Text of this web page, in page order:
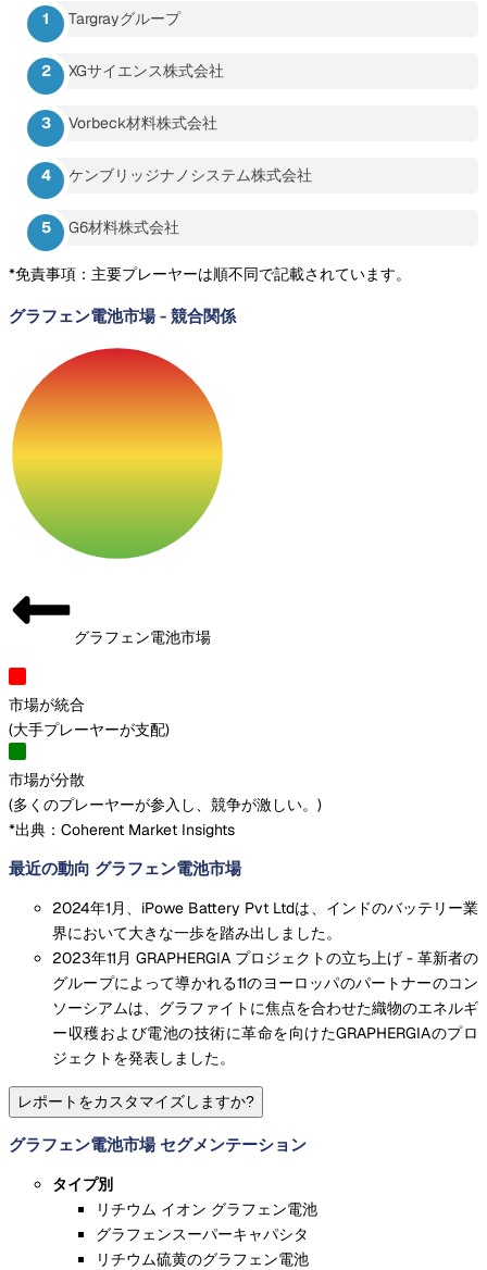
Targrayグループ
XGサイエンス株式会社
Vorbeck材料株式会社
ケンブリッジナノシステム株式会社
G6材料株式会社
*免責事項：主要プレーヤーは順不同で記載されています。
グラフェン電池市場- 競合関係
グラフェン電池市場
市場が統合
(大手プレーヤーが支配)
市場が分散
(多くのプレーヤーが参入し、競争が激しい。 )
*出典：Coherent Market Insights
最近の動向 グラフェン電池市場
2024年1月、iPowe Battery Pvt Ltdは、インドのバッテリー業
界において大きな一歩を踏み出しました。
2023年11月 GRAPHERGIA プロジェクトの立ち上げ - 革新者の
グループによって導かれる11のヨーロッパのパートナーのコン
ソーシアムは、グラファイトに焦点を合わせた織物のエネルギ
ー収穫および電池の技術に革命を向けたGRAPHERGIAのプロ
ジェクトを発表しました。
レポートをカスタマイズしますか?
グラフェン電池市場 セグメンテーション
タイプ別
リチウム イオン グラフェン電池
グラフェンスーパーキャパシタ
リチウム硫黄のグラフェン電池